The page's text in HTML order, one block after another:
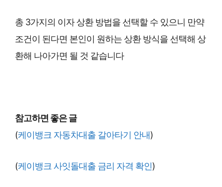
총 3가지의 이자 상환 방법을 선택할 수 있으니 만약
조건이 된다면 본인이 원하는 상환 방식을 선택해 상
환해 나아가면 될 것 같습니다
참고하면 좋은 글
(케이뱅크 자동차대출 갈아타기 안내)
(케이뱅크 사잇돌대출 금리 자격 확인)